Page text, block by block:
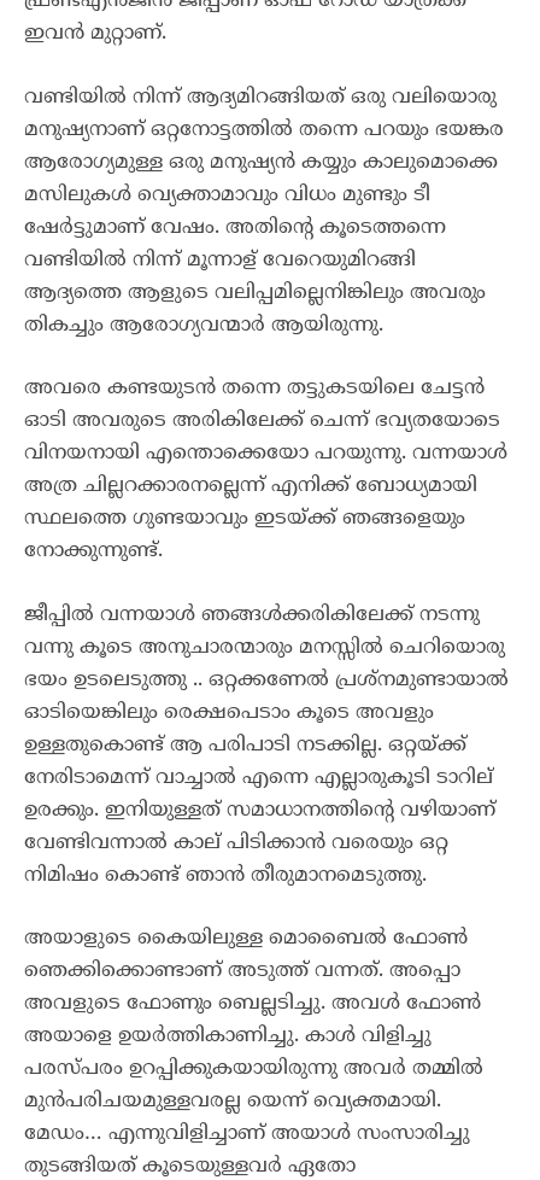
ഇവൻ മുറ്റാണ്.
വണ്ടിയിൽ നിന്ന് ആദ്യമിറങ്ങിയത് ഒരു വലിയൊരു
മനുഷ്യനാണ് ഒറ്റനോട്ടത്തിൽ തന്നെ പറയും ഭയങ്കര
ആരോഗ്യമുള്ള ഒരു മനുഷ്യൻ കയ്യും കാലുമൊക്കെ
മസിലുകൾ വ്യെക്താമാവും വിധം മുണ്ടും ടീ
ഷേർട്ടുമാണ് വേഷം. അതിന്റെ കൂടെത്തന്നെ
വണ്ടിയിൽ നിന്ന് മൂന്നാള് വേറെയുമിറങ്ങി
ആദ്യത്തെ ആളുടെ വലിപ്പമില്ലെനിങ്കിലും അവരും
തികച്ചും ആരോഗ്യവന്മാർ ആയിരുന്നു.
അവരെ കണ്ടയുടൻ തന്നെ തട്ടുകടയിലെ ചേട്ടൻ
ഓടി അവരുടെ അരികിലേക്ക് ചെന്ന് ഭവ്യതയോടെ
വിനയനായി എന്തൊക്കെയോ പറയുന്നു. വന്നയാൾ
അത്ര ചില്ലറക്കാരനല്ലെന്ന് എനിക്ക് ബോധ്യമായി
സ്ഥലത്തെ ഗുണ്ടയാവും ഇടയ്ക്ക് ഞങ്ങളെയും
നോക്കുന്നുണ്ട്.
ജീപ്പിൽ വന്നയാൾ ഞങ്ങൾക്കരികിലേക്ക് നടന്നു
വന്നു കൂടെ അനുചാരന്മാരും മനസ്സിൽ ചെറിയൊരു
ഭയം ഉടലെടുത്തു .. ഒറ്റക്കണേൽ പ്രശ്നമുണ്ടായാൽ
ഓടിയെങ്കിലും രെക്ഷപെടാം കൂടെ അവളും
ഉള്ളതുകൊണ്ട് ആ പരിപാടി നടക്കില്ല. ഒറ്റയ്ക്ക്
നേരിടാമെന്ന് വാച്ചാൽ എന്നെ എല്ലാരുകൂടി ടാറില്
ഉരക്കും. ഇനിയുള്ളത് സമാധാനത്തിന്റെ വഴിയാണ്
വേണ്ടിവന്നാൽ കാല് പിടിക്കാൻ വരെയും ഒറ്റ
നിമിഷം കൊണ്ട് ഞാൻ തീരുമാനമെടുത്തു.
അയാളുടെ കൈയിലുള്ള മൊബൈൽ ഫോൺ
ഞെക്കിക്കൊണ്ടാണ് അടുത്ത് വന്നത്. അപ്പൊ
അവളുടെ ഫോണും ബെല്ലടിച്ചു. അവൾ ഫോൺ
അയാളെ ഉയർത്തികാണിച്ചു. കാൾ വിളിച്ചു
പരസ്പരം ഉറപ്പിക്കുകയായിരുന്നു അവർ തമ്മിൽ
മുൻപരിചയമുള്ളവരല്ല യെന്ന് വ്യെക്തമായി.
മേഡം… എന്നുവിളിച്ചാണ് അയാൾ സംസാരിച്ചു
തുടങ്ങിയത് കൂടെയുള്ളവർ ഏതോ